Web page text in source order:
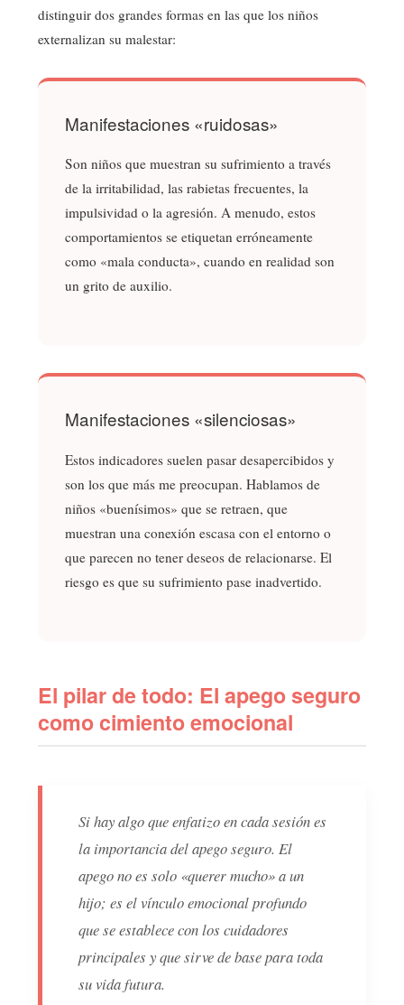
distinguir dos grandes formas en las que los niños
externalizan su malestar:
Manifestaciones «ruidosas»
Son niños que muestran su sufrimiento a través
de la irritabilidad, las rabietas frecuentes, la
impulsividad o la agresión. A menudo, estos
comportamientos se etiquetan erróneamente
como «mala conducta», cuando en realidad son
un grito de auxilio.
Manifestaciones «silenciosas»
Estos indicadores suelen pasar desapercibidos y
son los que más me preocupan. Hablamos de
niños «buenísimos» que se retraen, que
muestran una conexión escasa con el entorno o
que parecen no tener deseos de relacionarse. El
riesgo es que su sufrimiento pase inadvertido.
El pilar de todo: El apego seguro
como cimiento emocional
Si hay algo que enfatizo en cada sesión es
la importancia del apego seguro. El
apego no es solo «querer mucho» a un
hijo; es el vínculo emocional profundo
que se establece con los cuidadores
principales y que sirve de base para toda
su vida futura.